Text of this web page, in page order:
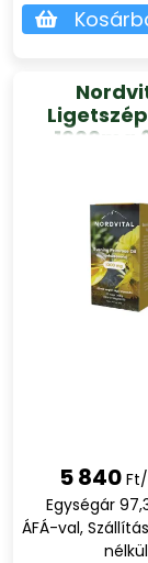
1000mg
5 840
Egységár
ÁFÁ-val,
nélkül